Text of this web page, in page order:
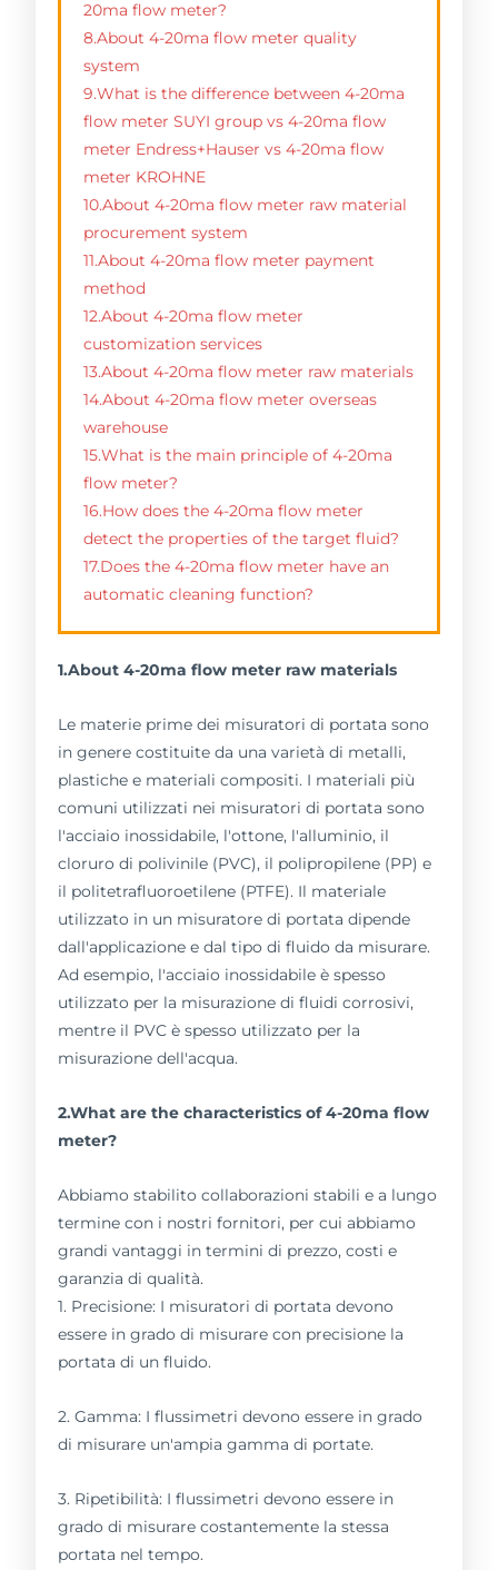
20ma flow meter?
8.About 4-20ma flow meter quality
system
9.What is the difference between 4-20ma
flow meter SUYI group vs 4-20ma flow
meter Endress+Hauser vs 4-20ma flow
meter KROHNE
10.About 4-20ma flow meter raw material
procurement system
11.About 4-20ma flow meter payment
method
12.About 4-20ma flow meter
customization services
13.About 4-20ma flow meter raw materials
14.About 4-20ma flow meter overseas
warehouse
15.What is the main principle of 4-20ma
flow meter?
16.How does the 4-20ma flow meter
detect the properties of the target fluid?
17.Does the 4-20ma flow meter have an
automatic cleaning function?
1.About 4-20ma flow meter raw materials
Le materie prime dei misuratori di portata sono
in genere costituite da una varietà di metalli,
plastiche e materiali compositi. I materiali più
comuni utilizzati nei misuratori di portata sono
l'acciaio inossidabile, l'ottone, l'alluminio, il
cloruro di polivinile (PVC), il polipropilene (PP) e
il politetrafluoroetilene (PTFE). Il materiale
utilizzato in un misuratore di portata dipende
dall'applicazione e dal tipo di fluido da misurare.
Ad esempio, l'acciaio inossidabile è spesso
utilizzato per la misurazione di fluidi corrosivi,
mentre il PVC è spesso utilizzato per la
misurazione dell'acqua.
2.What are the characteristics of 4-20ma flow
meter?
Abbiamo stabilito collaborazioni stabili e a lungo
termine con i nostri fornitori, per cui abbiamo
grandi vantaggi in termini di prezzo, costi e
garanzia di qualità.
1. Precisione: I misuratori di portata devono
essere in grado di misurare con precisione la
portata di un fluido.
2. Gamma: I flussimetri devono essere in grado
di misurare un'ampia gamma di portate.
3. Ripetibilità: I flussimetri devono essere in
grado di misurare costantemente la stessa
portata nel tempo.